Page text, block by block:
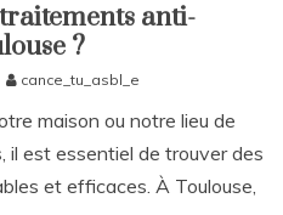
anti-
?
cance_tu_asbl_e
maison ou notre lieu de
il est essentiel de trouver des
et efficaces. À Toulouse,